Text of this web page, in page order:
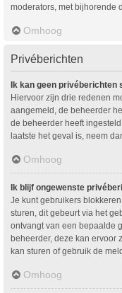
moderators, met bijhorende
Omhoog
Privéberichten
Ik kan geen privéberichten
Hiervoor zijn drie redenen
aangemeld, de beheerder
de beheerder heeft
laatste het geval is, neem
Omhoog
Ik blijf ongewenste
Je kunt gebruikers
sturen, dit gebeurt via het
ontvangt van een bepaalde
beheerder, deze kan ervoor
kan sturen of gebruik de
Omhoog